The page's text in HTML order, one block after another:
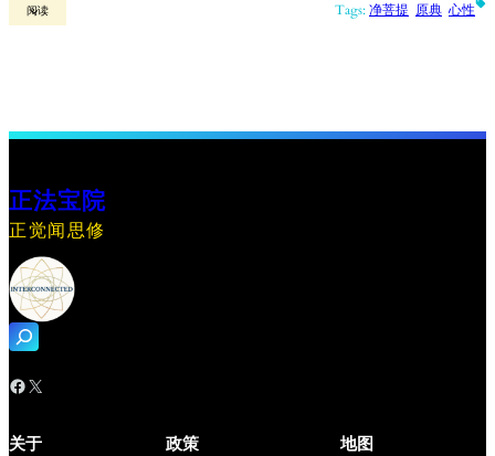
阅读 Tags:净菩提 原典 心性
正法宝院
正觉闻思修
搜
索
Facebook X
关于 政策 地图